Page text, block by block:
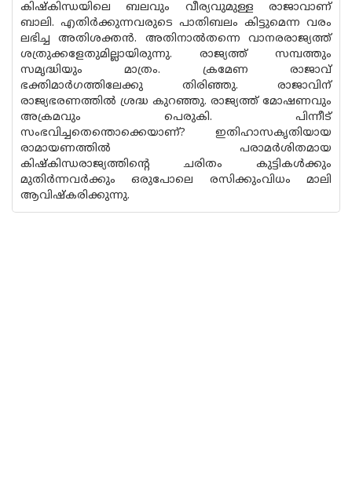
കിഷ്‌കിന്ധയിലെ ബലവും വീര്യവുമുള്ള രാജാവാണ്
ബാലി. എതിർക്കുന്നവരുടെ പാതിബലം കിട്ടുമെന്ന വരം
ലഭിച്ച അതിശക്തൻ. അതിനാൽതന്നെ വാനരരാജ്യത്ത്
ശത്രുക്കളേതുമില്ലായിരുന്നു. രാജ്യത്ത് സമ്പത്തും
സമൃദ്ധിയും മാത്രം. ക്രമേണ രാജാവ്
ഭക്തിമാർഗത്തിലേക്കു തിരിഞ്ഞു. രാജാവിന്
രാജ്യഭരണത്തിൽ ശ്രദ്ധ കുറഞ്ഞു. രാജ്യത്ത് മോഷണവും
അക്രമവും പെരുകി. പിന്നീട്
സംഭവിച്ചതെന്തൊക്കെയാണ്? ഇതിഹാസകൃതിയായ
രാമായണത്തിൽ പരാമർശിതമായ
കിഷ്‌കിന്ധരാജ്യത്തിന്റെ ചരിതം കുട്ടികൾക്കും
മുതിർന്നവർക്കും ഒരുപോലെ രസിക്കുംവിധം മാലി
ആവിഷ്‌കരിക്കുന്നു.